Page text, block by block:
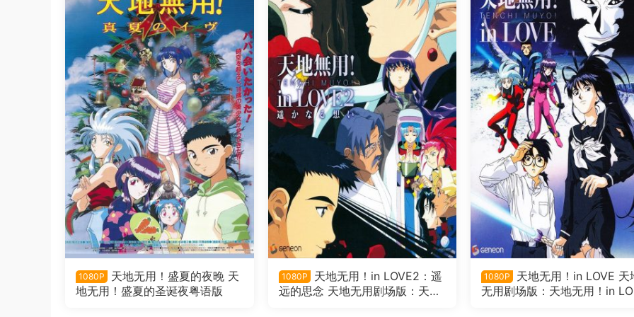
1080P
天地无用！盛夏的夜晚 天
地无用！盛夏的圣诞夜粤语版
1080P
天地无用！in LOVE2：遥
远的思念 天地无用剧场版：天地
1080P
天地无用！in LOVE 天
无用剧场版：天地无用！in